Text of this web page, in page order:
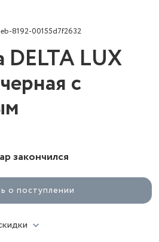
8192-00155d7f2632
LUX
с
закончился
о поступлении